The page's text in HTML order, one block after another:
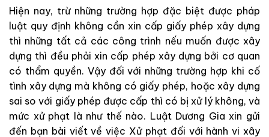
Hiện nay, trừ những trường hợp đặc biệt được pháp
luật quy định không cần xin cấp giấy phép xây dựng
thì những tất cả các công trình nếu muốn được xây
dựng thì đều phải xin cấp phép xây dựng bởi cơ quan
có thẩm quyền. Vậy đối với những trường hợp khi cố
tình xây dựng mà không có giấy phép, hoặc xây dựng
sai so với giấy phép được cấp thì có bị xử lý không, và
mức xử phạt là như thế nào. Luật Dương Gia xin gửi
đến bạn bài viết về việc Xử phạt đối với hành vi xây